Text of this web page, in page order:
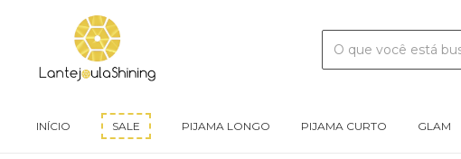
INÍCIO SALE PIJAMA LONGO PIJAMA CURTO GLAM